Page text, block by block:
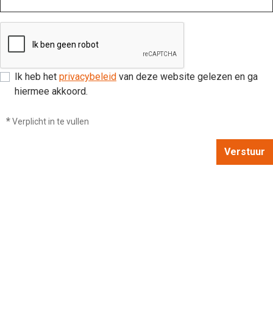
Ik heb het privacybeleid van deze website gelezen en ga
hiermee akkoord.
*Verplicht in te vullen
Verstuur